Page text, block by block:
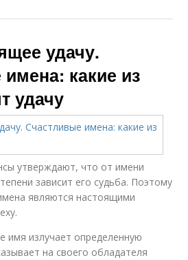
удачу.
какие из
удачу
утверждают, что от имени
зависит его судьба. Поэтому
являются настоящими
имя излучает определенную
на своего обладателя